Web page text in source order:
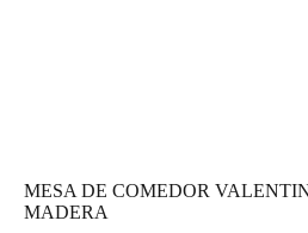
MESA DE COMEDOR
MADERA